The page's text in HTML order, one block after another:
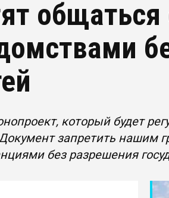
общаться
который будет
запретить нашим
без разрешения